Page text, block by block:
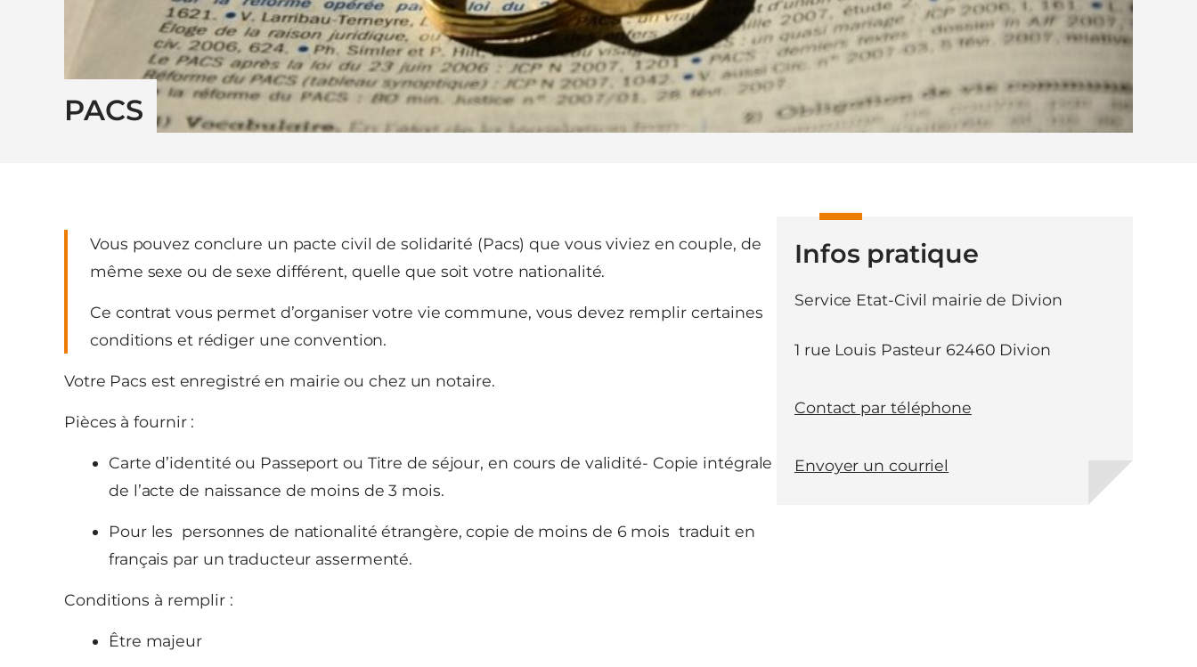
PACS
Vous pouvez conclure un pacte civil de solidarité (Pacs) que vous viviez en couple, de
même sexe ou de sexe différent, quelle que soit votre nationalité.
Ce contrat vous permet d’organiser votre vie commune, vous devez remplir certaines
conditions et rédiger une convention.
Votre Pacs est enregistré en mairie ou chez un notaire.
Pièces à fournir :
Carte d’identité ou Passeport ou Titre de séjour, en cours de validité- Copie intégrale
de l’acte de naissance de moins de 3 mois.
Pour les personnes de nationalité étrangère, copie de moins de 6 mois traduit en
français par un traducteur assermenté.
Conditions à remplir :
Être majeur
Infos pratique
Service Etat-Civil mairie de Divion
1 rue Louis Pasteur 62460 Divion
Contact par téléphone
Envoyer un courriel